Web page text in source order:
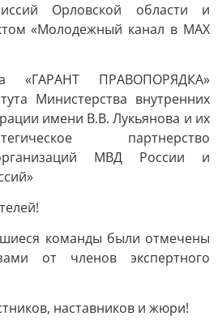
Орловской области и
«Молодежный канал в MAX
«ГАРАНТ ПРАВОПОРЯДКА»
Министерства внутренних
имени В.В. Лукьянова и их
партнерство
МВД России и
команды были отмечены
от членов экспертного
наставников и жюри!